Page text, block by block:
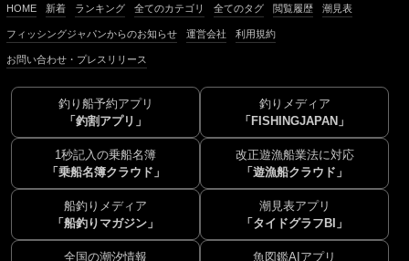
HOME 新着 ランキング 全てのカテゴリ 全てのタグ 閲覧履歴 潮見表
フィッシングジャパンからのお知らせ 運営会社 利用規約
お問い合わせ・プレスリリース
釣り船予約アプリ
「釣割アプリ」
釣りメディア
「FISHINGJAPAN」
1秒記入の乗船名簿
「乗船名簿クラウド」
改正遊漁船業法に対応
「遊漁船クラウド」
船釣りメディア
「船釣りマガジン」
潮見表アプリ
「タイドグラフBI」
全国の潮汐情報
魚図鑑AIアプリ